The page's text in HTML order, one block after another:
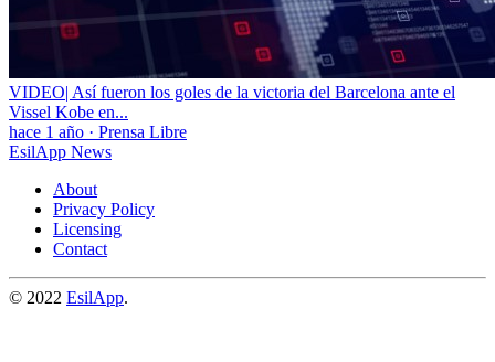
VIDEO| Así fueron los goles de la victoria del Barcelona ante el
Vissel Kobe en...
hace 1 año · Prensa Libre
EsilApp News
About
Privacy Policy
Licensing
Contact
© 2022 EsilApp.